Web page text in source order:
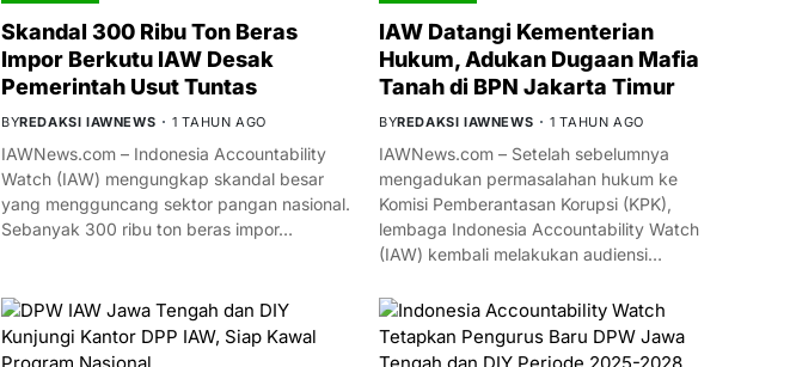
Skandal 300 Ribu Ton Beras
Impor Berkutu IAW Desak
Pemerintah Usut Tuntas
BYREDAKSI IAWNEWS 1 TAHUN AGO
IAWNews.com – Indonesia Accountability
Watch (IAW) mengungkap skandal besar
yang mengguncang sektor pangan nasional.
Sebanyak 300 ribu ton beras impor…
IAW Datangi Kementerian
Hukum, Adukan Dugaan Mafia
Tanah di BPN Jakarta Timur
BYREDAKSI IAWNEWS 1 TAHUN AGO
IAWNews.com – Setelah sebelumnya
mengadukan permasalahan hukum ke
Komisi Pemberantasan Korupsi (KPK),
lembaga Indonesia Accountability Watch
(IAW) kembali melakukan audiensi…